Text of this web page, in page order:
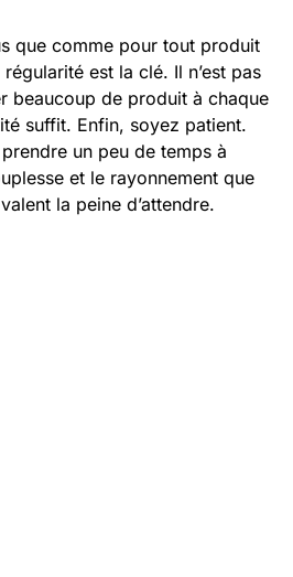
que comme pour tout produit
est la clé. Il n’est pas
beaucoup de produit à chaque
suffit. Enfin, soyez patient.
un peu de temps à
et le rayonnement que
la peine d’attendre.